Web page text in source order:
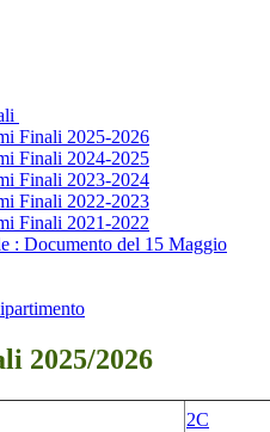
Finali 2025-2026
Finali 2024-2025
Finali 2023-2024
Finali 2022-2023
Finali 2021-2022
: Documento del 15 Maggio
2025/2026
2C